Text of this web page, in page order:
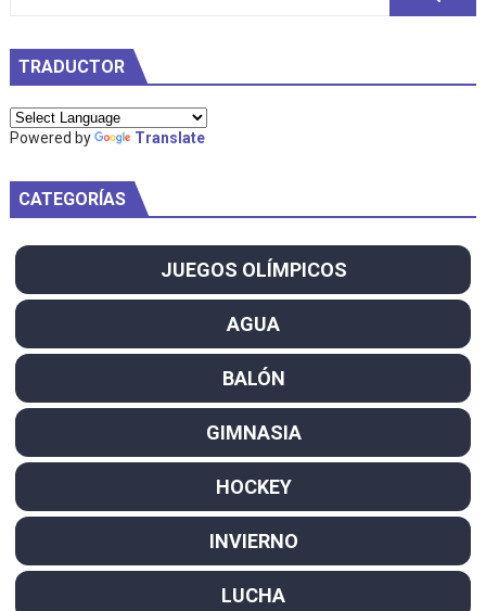
TRADUCTOR
Powered by Translate
CATEGORÍAS
JUEGOS OLÍMPICOS
AGUA
BALÓN
GIMNASIA
HOCKEY
INVIERNO
LUCHA